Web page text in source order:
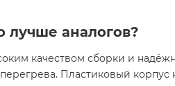
лучше аналогов?
качеством сборки и
Пластиковый